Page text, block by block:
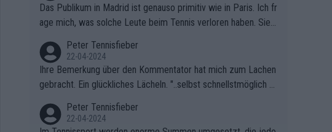
Das Publikum in Madrid ist genauso primitiv wie in Paris. Ich fr
age mich, was solche Leute beim Tennis verloren haben. Sie s
ben.
Peter Tennisfieber
22-04-2024
Ihre Bemerkung über den Kommentator hat mich zum Lachen
gebracht. Ein glückliches Lächeln. "..selbst schnellstmöglich na
Peter Tennisfieber
22-04-2024